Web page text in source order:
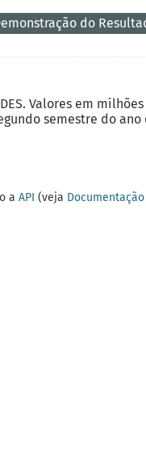
do
Valores em
semestre do ano
a API (veja Documentação